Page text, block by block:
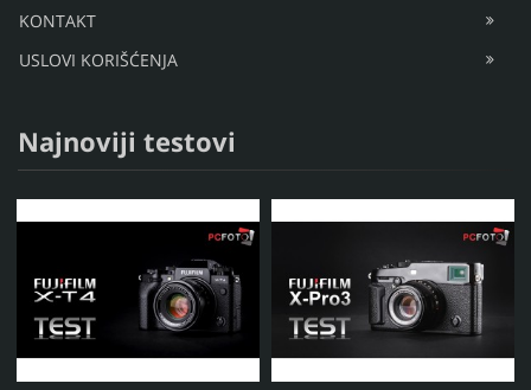
KONTAKT
USLOVI KORIŠĆENJA
Najnoviji testovi